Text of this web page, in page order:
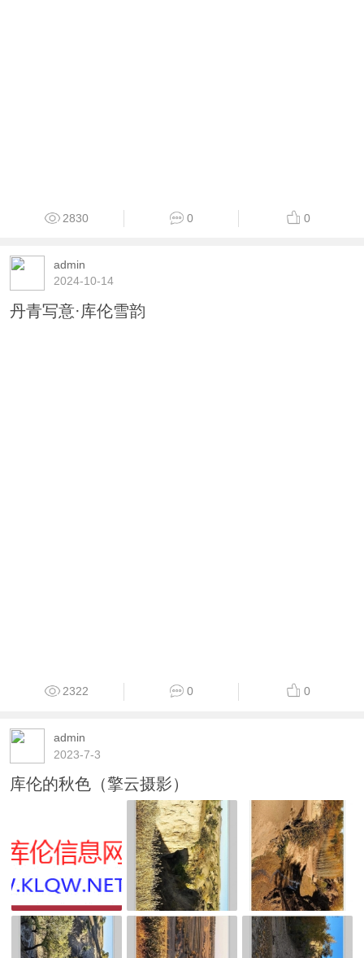
2830 0 0
admin
2024-10-14
丹青写意·库伦雪韵
2322 0 0
admin
2023-7-3
库伦的秋色（擎云摄影）